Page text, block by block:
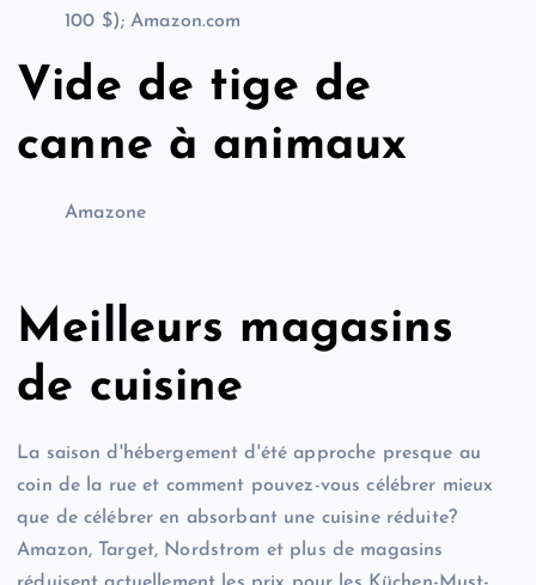
100 $); Amazon.com
Vide de tige de
canne à animaux
Amazone
Meilleurs magasins
de cuisine
La saison d'hébergement d'été approche presque au
coin de la rue et comment pouvez-vous célébrer mieux
que de célébrer en absorbant une cuisine réduite?
Amazon, Target, Nordstrom et plus de magasins